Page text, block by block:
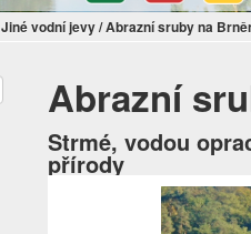
Jiné vodní jevy/Abrazní sruby na
Abrazní
Strmé, vodou
přírody